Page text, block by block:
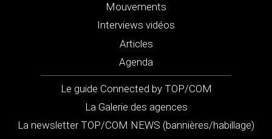
Mouvements
Interviews vidéos
Articles
Agenda
Le guide Connected by TOP/COM
La Galerie des agences
La newsletter TOP/COM NEWS (bannières/habillage)